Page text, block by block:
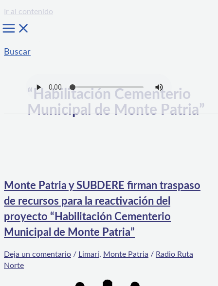
Ir al contenido
Buscar
“Habilitación Cementerio
Municipal de Monte Patria”
Monte Patria y SUBDERE firman traspaso
de recursos para la reactivación del
proyecto “Habilitación Cementerio
Municipal de Monte Patria”
Deja un comentario / Limarí, Monte Patria / Radio Ruta
Norte